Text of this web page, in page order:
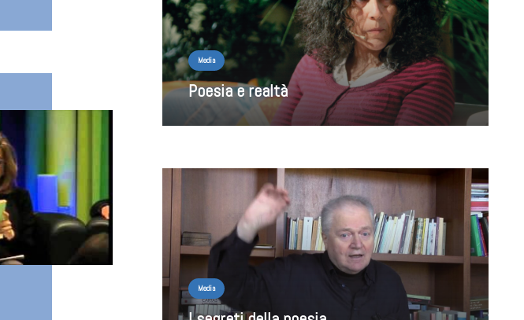
Media
Poesia e realtà
Media